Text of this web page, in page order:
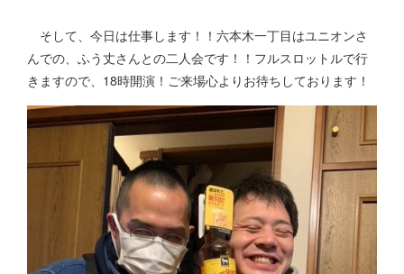
そして、今日は仕事します！！六本木一丁目はユニオンさ
んでの、ふう丈さんとの二人会です！！フルスロットルで行
きますので、18時開演！ご来場心よりお待ちしております！